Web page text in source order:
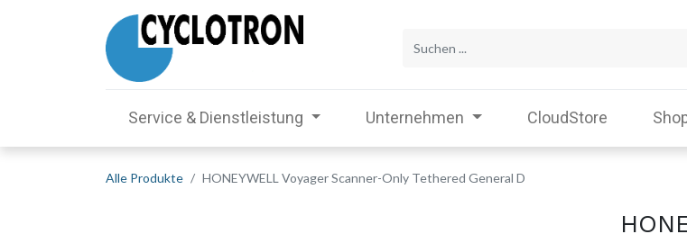
Service & Dienstleistung Unternehmen CloudStore
Alle Produkte HONEYWELL Voyager Scanner-Only Tethered General D